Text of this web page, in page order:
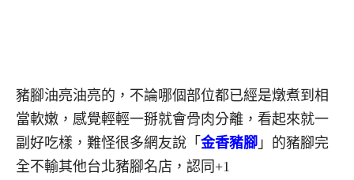
豬腳油亮油亮的，不論哪個部位都已經是燉煮到相
當軟嫩，感覺輕輕一掰就會骨肉分離，看起來就一
副好吃樣，難怪很多網友說「 金香豬腳 」的豬腳完
全不輸其他台北豬腳名店，認同+1